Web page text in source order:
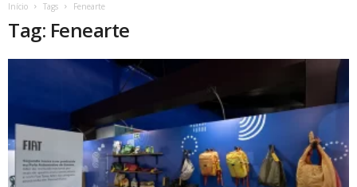
Início Tags Fenearte
Tag: Fenearte